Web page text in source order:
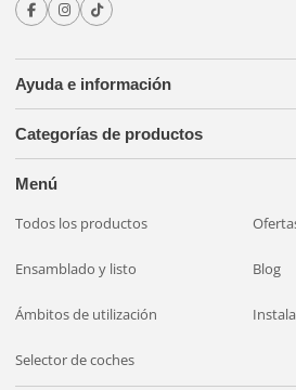
Ayuda e información
Categorías de productos
Menú
Todos los productos
Ensamblado y listo Blog
Ámbitos de utilización
Selector de coches